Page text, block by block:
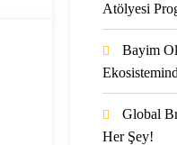
Atölyesi
Bayim
Global
Her Şey!